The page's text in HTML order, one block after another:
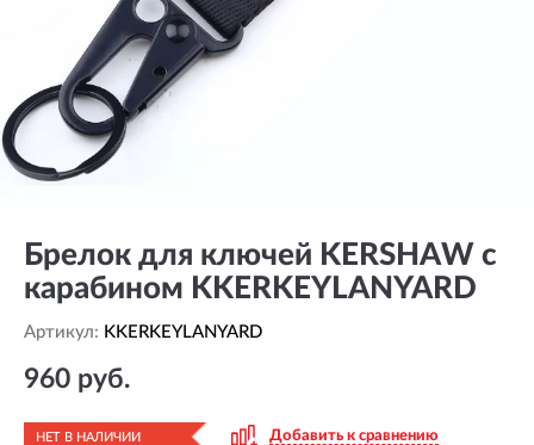
Брелок для ключей KERSHAW с
карабином KKERKEYLANYARD
Артикул: KKERKEYLANYARD
960 руб.
НЕТ В НАЛИЧИИ Добавить к сравнению